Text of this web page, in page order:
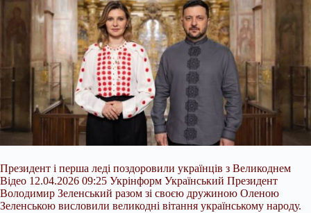
Президент і перша леді поздоровили українців з Великоднем
Відео 12.04.2026 09:25 Укрінформ Український Президент
Володимир Зеленський разом зі своєю дружиною Оленою
Зеленською висловили великодні вітання українському народу.